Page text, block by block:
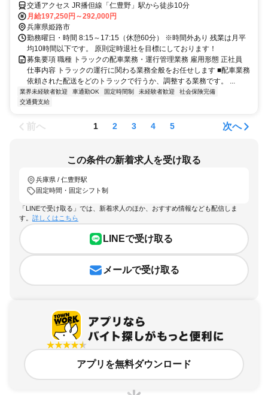
交通アクセス JR播但線「仁豊野」駅から徒歩10分
月給197,250円～292,000円
兵庫県姫路市
勤務曜日・時間 8:15～17:15（休憩60分） ※時間外あり 残業は月平
均10時間以下です。 原則定時退社を目標にしております！
募集要項 職種 トラックの配車業務・運行管理業務 雇用形態 正社員
仕事内容 トラックの運行に関わる業務全般をお任せします ■配車業務
依頼された配送をどのトラックで行うか、調整する業務です。 ...
業界未経験者歓迎 車通勤OK 固定時間制 未経験者歓迎
社会保険完備
交通費支給
前へ 1 2 3 4 5 次へ
この条件の新着求人を受け取る
兵庫県 / 仁豊野駅
固定時間・固定シフト制
「LINEで受け取る」では、新着求人のほか、おすすめ情報なども配信しま
す。 詳しくはこちら
LINEで受け取る
メールで受け取る
アプリを無料ダウンロード